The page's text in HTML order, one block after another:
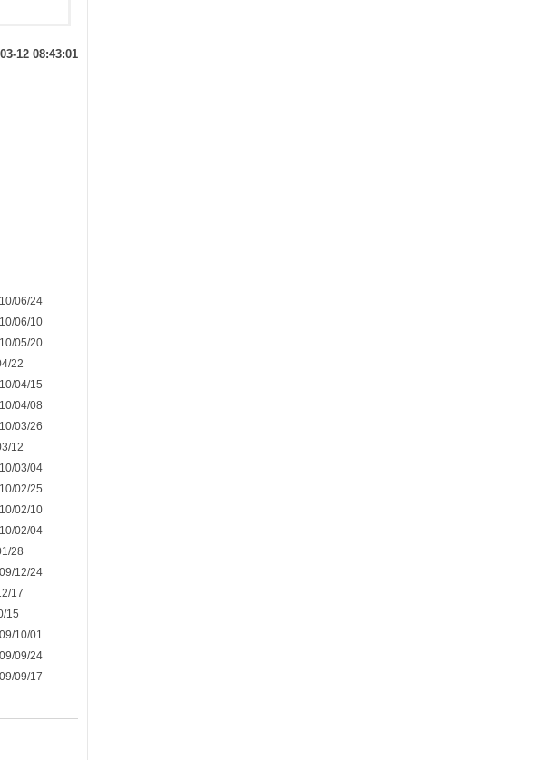
12 08:43:01
06/24
06/10
05/20
22
04/15
04/08
03/26
12
03/04
02/25
02/10
02/04
28
12/24
17
15
10/01
09/24
09/17